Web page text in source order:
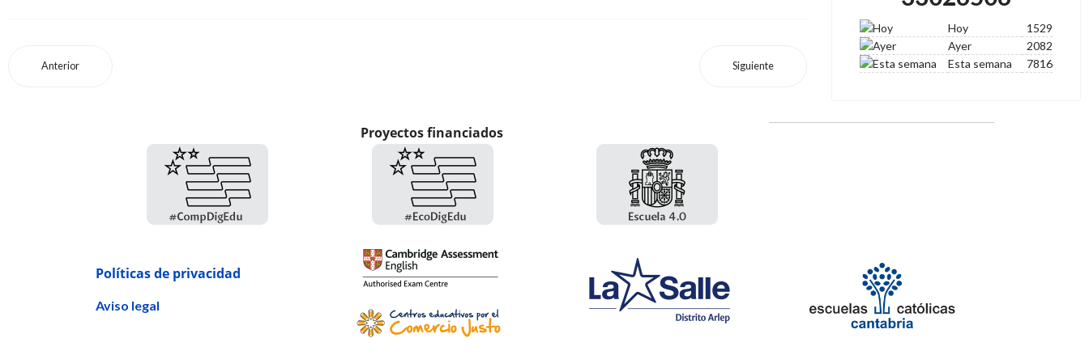
Anterior Siguiente
Hoy
1529
Ayer
2082
Esta semana
7816
Proyectos financiados
Políticas de privacidad
Aviso legal